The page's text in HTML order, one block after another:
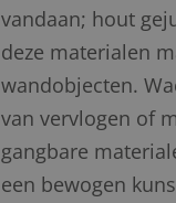
vandaan; hout
deze materialen
wandobjecten.
van vervlogen of
gangbare
een bewogen